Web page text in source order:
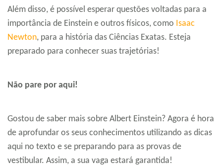
Além disso, é possível esperar questões voltadas para a
importância de Einstein e outros físicos, como Isaac
Newton, para a história das Ciências Exatas. Esteja
preparado para conhecer suas trajetórias!
Não pare por aqui!
Gostou de saber mais sobre Albert Einstein? Agora é hora
de aprofundar os seus conhecimentos utilizando as dicas
aqui no texto e se preparando para as provas de
vestibular. Assim, a sua vaga estará garantida!